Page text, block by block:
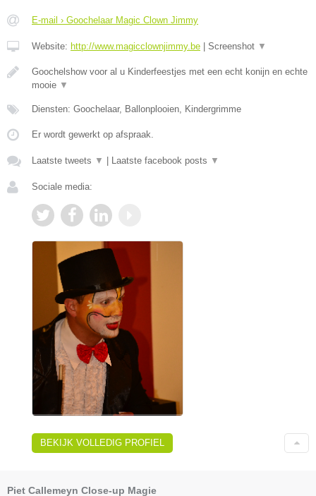
E-mail › Goochelaar Magic Clown Jimmy
Website: http://www.magicclownjimmy.be | Screenshot ▼
Goochelshow voor al u Kinderfeestjes met een echt konijn en echte
mooie ▼
Diensten: Goochelaar, Ballonplooien, Kindergrimme
Er wordt gewerkt op afspraak.
Laatste tweets ▼ | Laatste facebook posts ▼
Sociale media:
BEKIJK VOLLEDIG PROFIEL
Piet Callemeyn Close-up Magie